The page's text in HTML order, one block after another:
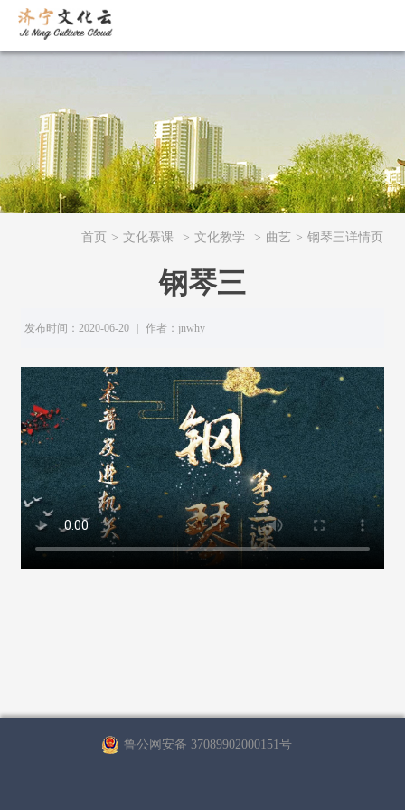
首页 > 文化慕课 > 文化教学 > 曲艺 > 钢琴三详情页
钢琴三
发布时间：2020-06-20 作者：jnwhy
鲁公网安备 37089902000151号